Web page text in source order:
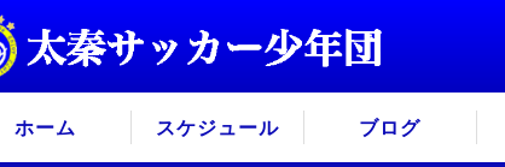
ホーム スケジュール ブログ